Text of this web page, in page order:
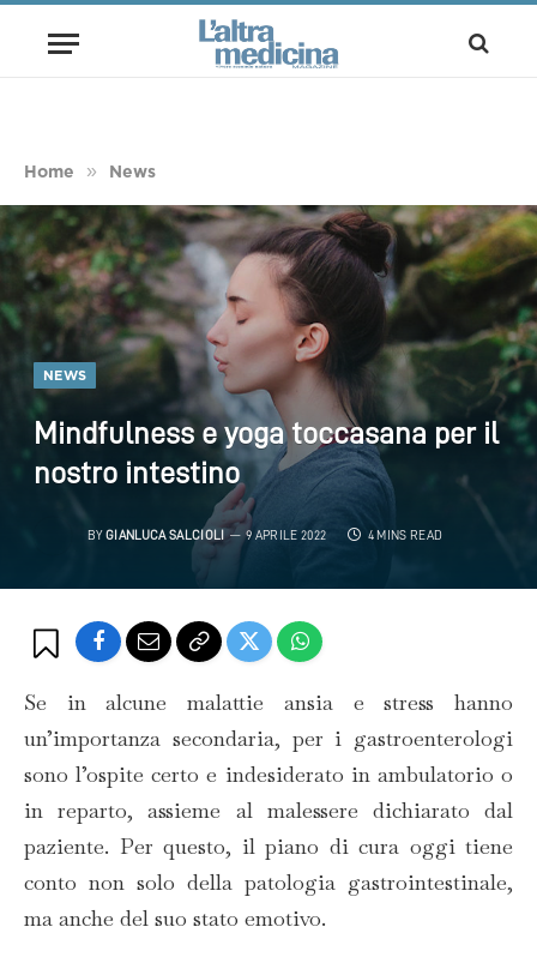
Home » News
NEWS
Mindfulness e yoga toccasana per il
nostro intestino
BY GIANLUCA SALCIOLI 9 APRILE 2022 4 MINS READ
Se in alcune malattie ansia e stress hanno
un’importanza secondaria, per i gastroenterologi
sono l’ospite certo e indesiderato in ambulatorio o
in reparto, assieme al malessere dichiarato dal
paziente. Per questo, il piano di cura oggi tiene
conto non solo della patologia gastrointestinale,
ma anche del suo stato emotivo.